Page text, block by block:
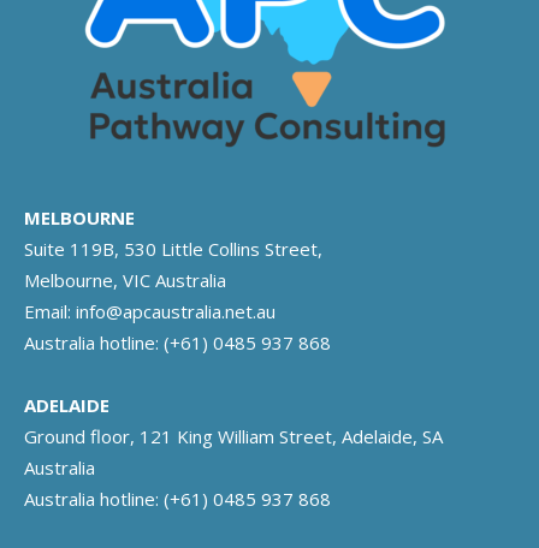
MELBOURNE
Suite 119B, 530 Little Collins Street,
Melbourne, VIC Australia
Email: info@apcaustralia.net.au
Australia hotline: (+61) 0485 937 868
ADELAIDE
Ground floor, 121 King William Street, Adelaide, SA
Australia
Australia hotline: (+61) 0485 937 868